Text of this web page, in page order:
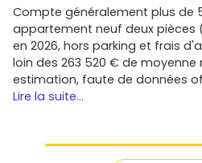
Compte généralement plus de
appartement neuf deux pièces
en 2026, hors parking et frais
loin des 263 520 € de moyenne
estimation, faute de données
Lire la suite...